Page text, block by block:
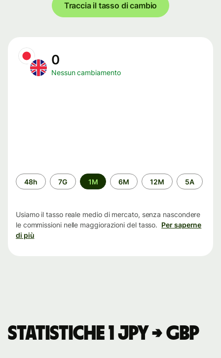
Traccia il tasso di cambio
0
Nessun cambiamento
Periodo
di
48h 7G 1M 6M 12M 5A
Usiamo il tasso reale medio di mercato, senza nascondere
le commissioni nelle maggiorazioni del tasso. Per saperne
di più
Statistiche 1 JPY → GBP